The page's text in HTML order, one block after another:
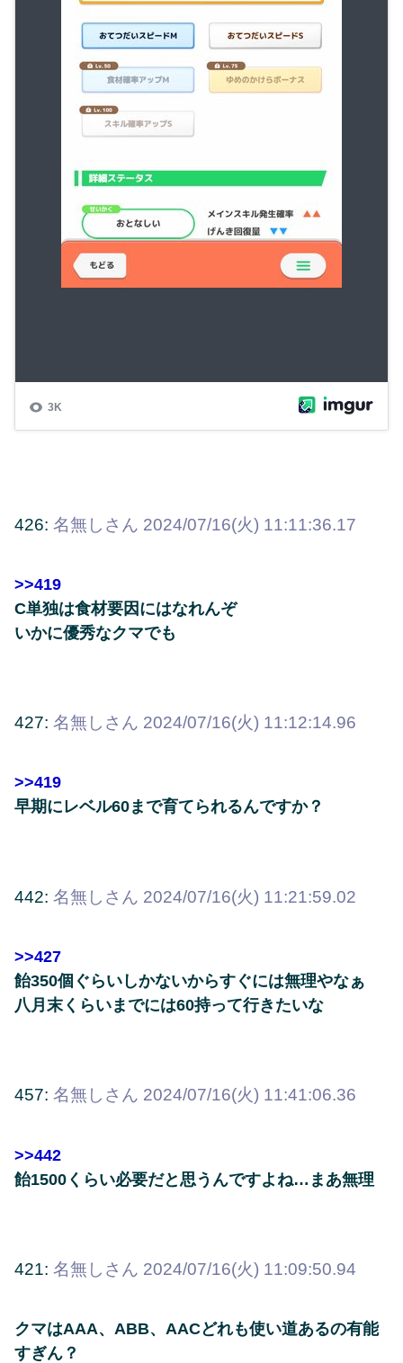
426: 名無しさん 2024/07/16(火) 11:11:36.17
>>419
C単独は食材要因にはなれんぞ
いかに優秀なクマでも
427: 名無しさん 2024/07/16(火) 11:12:14.96
>>419
早期にレベル60まで育てられるんですか？
442: 名無しさん 2024/07/16(火) 11:21:59.02
>>427
飴350個ぐらいしかないからすぐには無理やなぁ
八月末くらいまでには60持って行きたいな
457: 名無しさん 2024/07/16(火) 11:41:06.36
>>442
飴1500くらい必要だと思うんですよね…まあ無理
421: 名無しさん 2024/07/16(火) 11:09:50.94
クマはAAA、ABB、AACどれも使い道あるの有能
すぎん？